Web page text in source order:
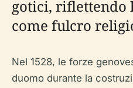
gotici, riflettendo
come fulcro
Nel 1528, le forze
duomo durante la